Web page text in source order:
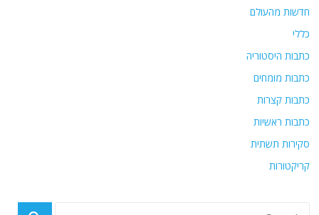
חדשות מהעולם
כללי
כתבות היסטוריה
כתבות מומחים
כתבות קצרות
כתבות ראשיות
סקירות תשתית
קריקטורות